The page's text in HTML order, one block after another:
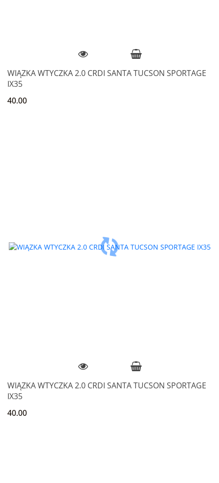
WIĄZKA WTYCZKA 2.0 CRDI SANTA TUCSON SPORTAGE
IX35
40.00
WIĄZKA WTYCZKA 2.0 CRDI SANTA TUCSON SPORTAGE
IX35
40.00